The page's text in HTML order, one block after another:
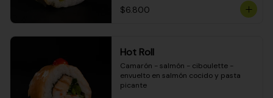
$6.800
Hot Roll
Camarón - salmón - ciboulette -
envuelto en salmón cocido y pasta
picante